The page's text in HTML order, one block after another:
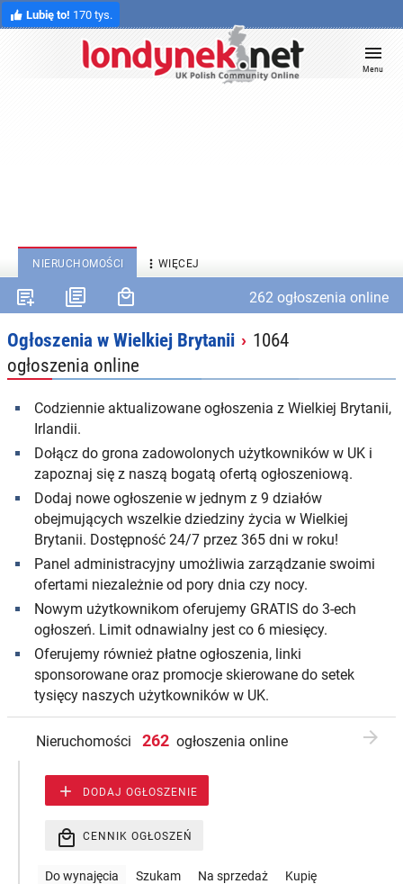
Lubię to! 170 tys.
Menu
NIERUCHOMOŚCI  WIĘCEJ
262 ogłoszenia online
Ogłoszenia w Wielkiej Brytanii › 1064
ogłoszenia online
Codziennie aktualizowane ogłoszenia z Wielkiej Brytanii,
Irlandii.
Dołącz do grona zadowolonych użytkowników w UK i
zapoznaj się z naszą bogatą ofertą ogłoszeniową.
Dodaj nowe ogłoszenie w jednym z 9 działów
obejmujących wszelkie dziedziny życia w Wielkiej
Brytanii. Dostępność 24/7 przez 365 dni w roku!
Panel administracyjny umożliwia zarządzanie swoimi
ofertami niezależnie od pory dnia czy nocy.
Nowym użytkownikom oferujemy GRATIS do 3-ech
ogłoszeń. Limit odnawialny jest co 6 miesięcy.
Oferujemy również płatne ogłoszenia, linki
sponsorowane oraz promocje skierowane do setek
tysięcy naszych użytkowników w UK.
Nieruchomości 262 ogłoszenia online 
DODAJ OGŁOSZENIE

CENNIK OGŁOSZEŃ
Do wynajęcia Szukam Na sprzedaż Kupię